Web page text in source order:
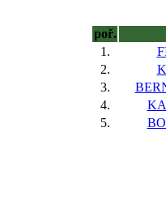
poř.
1.
2.
3.
4.
5.